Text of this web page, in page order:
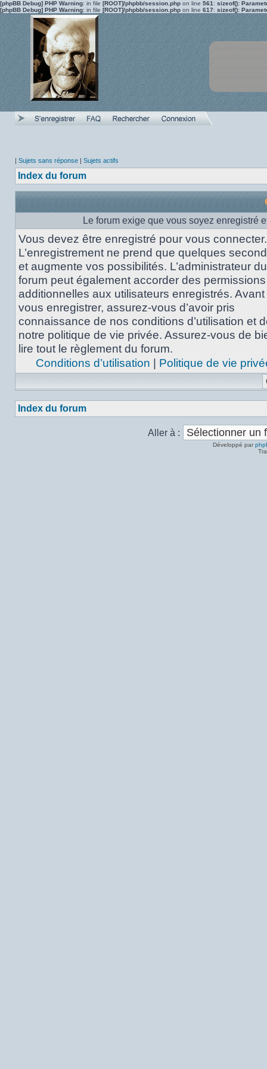
[phpBB Debug] PHP Warning: in file [ROOT]/phpbb/session.php on line 561 : sizeof():
[phpBB Debug] PHP Warning: in file [ROOT]/phpbb/session.php on line 617: sizeof():
| Sujets sans réponse | Sujets actifs
Index du forum
Le forum exige que vous soyez enregistré
Vous devez être enregistré pour vous connecter.
L’enregistrement ne prend que quelques
et augmente vos possibilités. L’administrateur du
forum peut également accorder des permissions
additionnelles aux utilisateurs enregistrés.
vous enregistrer, assurez-vous d’avoir pris
connaissance de nos conditions d’utilisation et
notre politique de vie privée. Assurez-vous de
lire tout le règlement du forum.
Conditions d’utilisation | Politique de vie
Index du forum
Aller à :
Développé par